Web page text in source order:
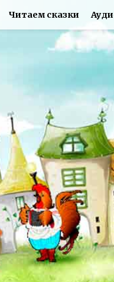
Читаем сказки